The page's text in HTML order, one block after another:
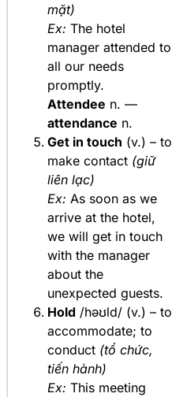
mặt)
Ex: The hotel
manager attended to
all our needs
promptly.
Attendee n. —
attendance n.
Get in touch (v.) – to
make contact (giữ
liên lạc)
Ex: As soon as we
arrive at the hotel,
we will get in touch
with the manager
about the
unexpected guests.
Hold /həʊld/ (v.) – to
accommodate; to
conduct (tổ chức,
tiến hành)
Ex: This meeting